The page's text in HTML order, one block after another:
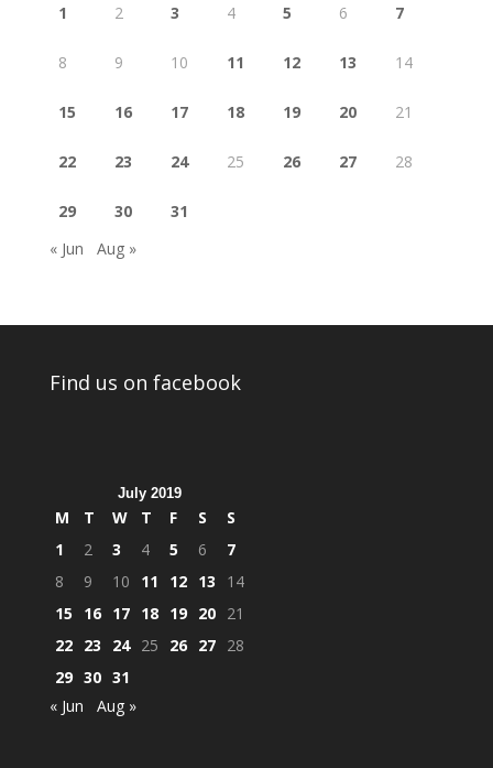
1 2 3 4 5 6 7
8 9 10 11 12 13 14
15 16 17 18 19 20 21
22 23 24 25 26 27 28
29 30
31
« Jun
Aug »
Find us on facebook
July 2019
M T W T F S
S
1
2 3 4 5 6
7
8
9 10 11 12 13
14
15
16 17 18 19 20 21
22 23 24 25 26 27 28
29 30 31
« Jun
Aug »